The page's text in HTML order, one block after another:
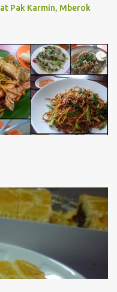
Pak Karmin, Mberok